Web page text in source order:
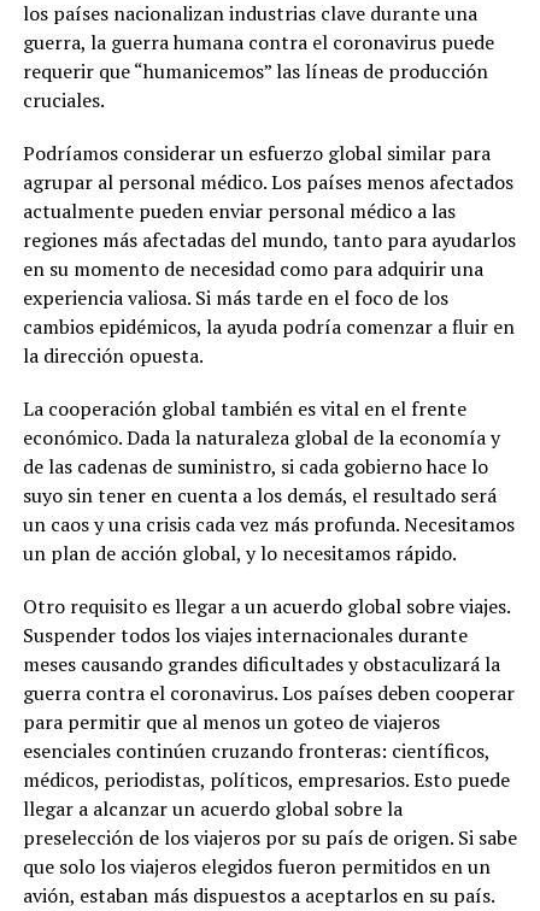
los países nacionalizan industrias clave durante una
guerra, la guerra humana contra el coronavirus puede
requerir que “humanicemos” las líneas de producción
cruciales.
Podríamos considerar un esfuerzo global similar para
agrupar al personal médico. Los países menos afectados
actualmente pueden enviar personal médico a las
regiones más afectadas del mundo, tanto para ayudarlos
en su momento de necesidad como para adquirir una
experiencia valiosa. Si más tarde en el foco de los
cambios epidémicos, la ayuda podría comenzar a fluir en
la dirección opuesta.
La cooperación global también es vital en el frente
económico. Dada la naturaleza global de la economía y
de las cadenas de suministro, si cada gobierno hace lo
suyo sin tener en cuenta a los demás, el resultado será
un caos y una crisis cada vez más profunda. Necesitamos
un plan de acción global, y lo necesitamos rápido.
Otro requisito es llegar a un acuerdo global sobre viajes.
Suspender todos los viajes internacionales durante
meses causando grandes dificultades y obstaculizará la
guerra contra el coronavirus. Los países deben cooperar
para permitir que al menos un goteo de viajeros
esenciales continúen cruzando fronteras: científicos,
médicos, periodistas, políticos, empresarios. Esto puede
llegar a alcanzar un acuerdo global sobre la
preselección de los viajeros por su país de origen. Si sabe
que solo los viajeros elegidos fueron permitidos en un
avión, estaban más dispuestos a aceptarlos en su país.